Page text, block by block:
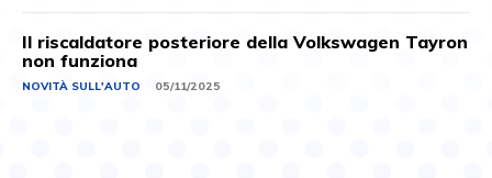
Il riscaldatore posteriore della Volkswagen Tayron
non funziona
NOVITÀ SULL'AUTO 05/11/2025